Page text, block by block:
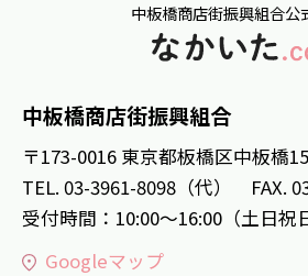
中板橋商店街振興組合公
中板橋商店街振興組合
〒173-0016 東京都板橋区中板橋
TEL. 03-3961-8098（代） FAX.
受付時間：10:00～16:00（土日祝
Googleマップ